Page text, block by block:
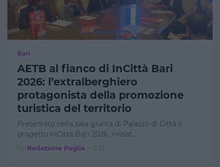
Bari
AETB al fianco di InCittà Bari
2026: l’extralberghiero
protagonista della promozione
turistica del territorio
Presentato nella sala giunta di Palazzo di Città il
progetto InCittà Bari 2026, iniziat…
by Redazione Puglia 12:21